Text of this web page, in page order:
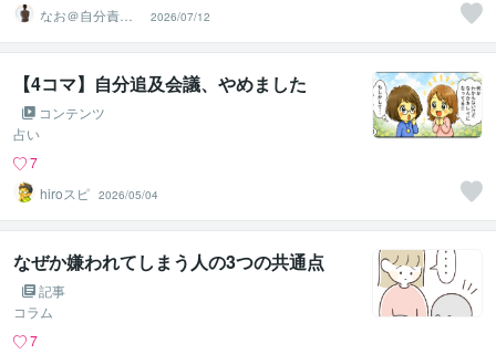
なお＠自分責め
をほどく｜心の
声相談室
2026/07/12
【4コマ】自分追及会議、やめました
コンテンツ
占い
7
hiroスピ 2026/05/04
なぜか嫌われてしまう人の3つの共通点
記事
コラム
7